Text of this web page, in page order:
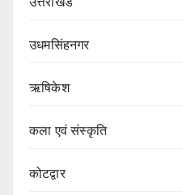
उधमसिंहनगर
ऋषिकेश
कला एवं संस्कृति
कोटद्वार